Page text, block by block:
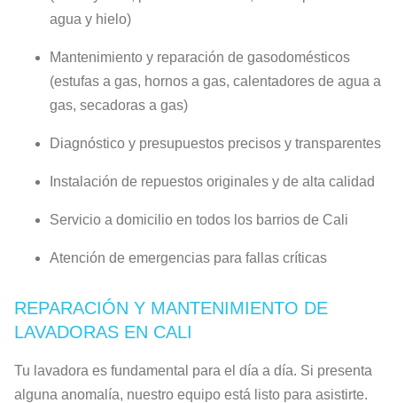
agua y hielo)
Mantenimiento y reparación de gasodomésticos
(estufas a gas, hornos a gas, calentadores de agua a
gas, secadoras a gas)
Diagnóstico y presupuestos precisos y transparentes
Instalación de repuestos originales y de alta calidad
Servicio a domicilio en todos los barrios de Cali
Atención de emergencias para fallas críticas
REPARACIÓN Y MANTENIMIENTO DE
LAVADORAS EN CALI
Tu lavadora es fundamental para el día a día. Si presenta
alguna anomalía, nuestro equipo está listo para asistirte.